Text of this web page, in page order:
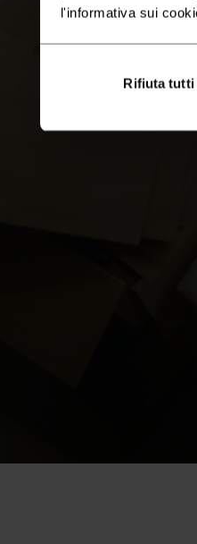
l'informativa sui
Rifiuta tutti